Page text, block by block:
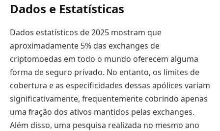
Dados e Estatísticas
Dados estatísticos de 2025 mostram que
aproximadamente 5% das exchanges de
criptomoedas em todo o mundo oferecem alguma
forma de seguro privado. No entanto, os limites de
cobertura e as especificidades dessas apólices variam
significativamente, frequentemente cobrindo apenas
uma fração dos ativos mantidos pelas exchanges.
Além disso, uma pesquisa realizada no mesmo ano